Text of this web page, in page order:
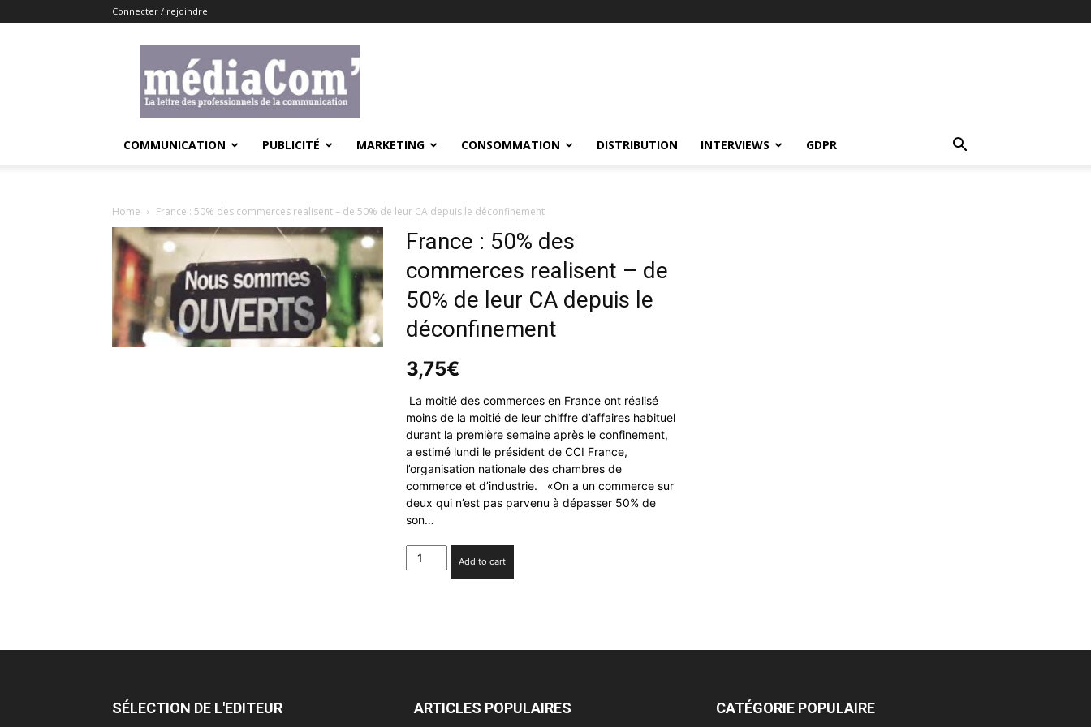
Connecter / rejoindre
COMMUNICATION PUBLICITÉ MARKETING CONSOMMATION DISTRIBUTION INTERVIEWS GDPR
Home France : 50% des commerces realisent – de 50% de leur CA depuis le déconfinement
France : 50% des
commerces realisent – de
50% de leur CA depuis le
déconfinement
3,75€
La moitié des commerces en France ont réalisé
moins de la moitié de leur chiffre d’affaires habituel
durant la première semaine après le confinement,
a estimé lundi le président de CCI France,
l’organisation nationale des chambres de
commerce et d’industrie. «On a un commerce sur
deux qui n’est pas parvenu à dépasser 50% de
son…
France
:
de
Add to cart
SÉLECTION DE L'EDITEUR ARTICLES POPULAIRES CATÉGORIE POPULAIRE